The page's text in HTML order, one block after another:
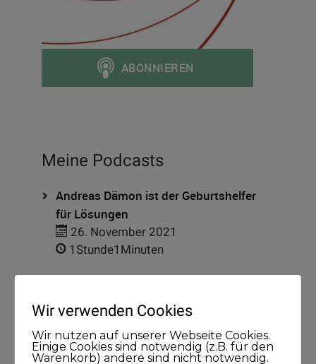
Meine Podcasts
Andreas Dämon ist der Geburtshelfer
für Lösungen
26. November 2021
1Stunde1Minuten
Frank O. Reiss bringt Menschen
zusammen
29. September 2021
43Minuten
Wir verwenden Cookies
Wir nutzen auf unserer Webseite Cookies.
Einige Cookies sind notwendig (z.B. für den
Warenkorb) andere sind nicht notwendig.